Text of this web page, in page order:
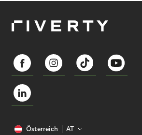
Österreich AT